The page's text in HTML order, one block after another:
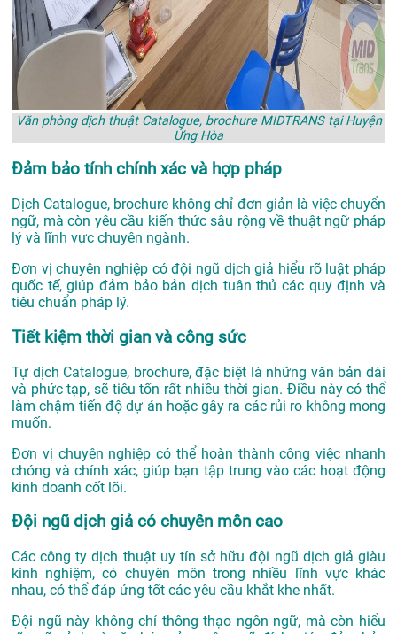
Văn phòng dịch thuật Catalogue, brochure MIDTRANS tại Huyện
Ứng Hòa
Đảm bảo tính chính xác và hợp pháp
Dịch Catalogue, brochure không chỉ đơn giản là việc chuyển
ngữ, mà còn yêu cầu kiến thức sâu rộng về thuật ngữ pháp
lý và lĩnh vực chuyên ngành.
Đơn vị chuyên nghiệp có đội ngũ dịch giả hiểu rõ luật pháp
quốc tế, giúp đảm bảo bản dịch tuân thủ các quy định và
tiêu chuẩn pháp lý.
Tiết kiệm thời gian và công sức
Tự dịch Catalogue, brochure, đặc biệt là những văn bản dài
và phức tạp, sẽ tiêu tốn rất nhiều thời gian. Điều này có thể
làm chậm tiến độ dự án hoặc gây ra các rủi ro không mong
muốn.
Đơn vị chuyên nghiệp có thể hoàn thành công việc nhanh
chóng và chính xác, giúp bạn tập trung vào các hoạt động
kinh doanh cốt lõi.
Đội ngũ dịch giả có chuyên môn cao
Các công ty dịch thuật uy tín sở hữu đội ngũ dịch giả giàu
kinh nghiệm, có chuyên môn trong nhiều lĩnh vực khác
nhau, có thể đáp ứng tốt các yêu cầu khắt khe nhất.
Đội ngũ này không chỉ thông thạo ngôn ngữ, mà còn hiểu